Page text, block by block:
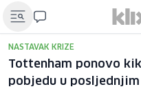
NASTAVAK KRIZE
Tottenham ponovo
pobjedu u posljednjim